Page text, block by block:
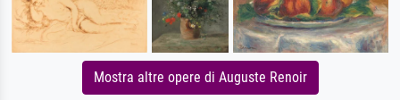
Mostra altre opere di Auguste Renoir